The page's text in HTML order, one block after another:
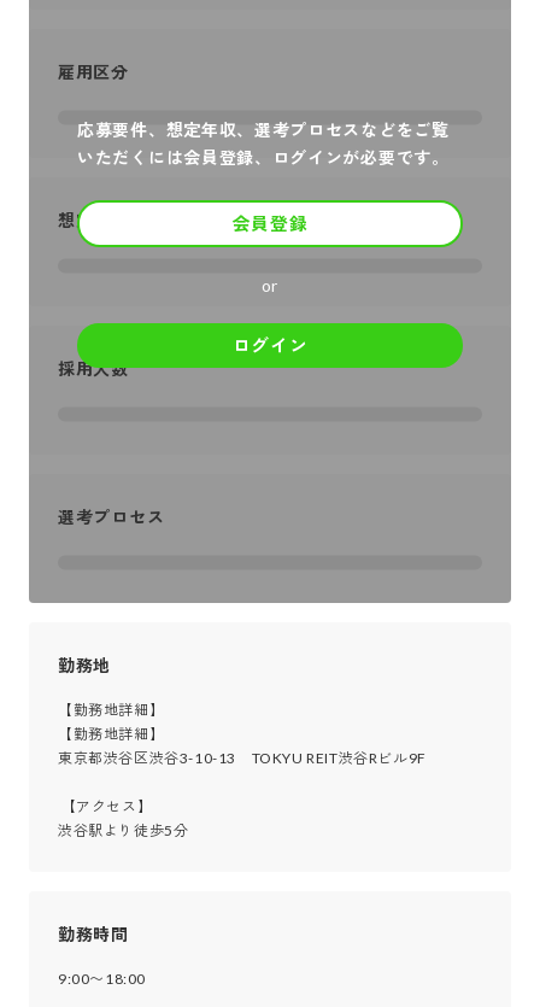
応募要件、想定年収、選考プロセスなどをご覧
いただくには会員登録、ログインが必要です。
会員登録
or
ログイン
雇用区分
想定年収
採用人数
選考プロセス
勤務地
【勤務地詳細】
【勤務地詳細】
東京都渋谷区渋谷3-10-13　TOKYU REIT渋谷Rビル9F
渋谷駅より徒歩5分
勤務時間
9:00〜18:00